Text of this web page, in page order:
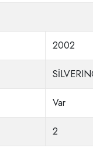
2002
Var
2